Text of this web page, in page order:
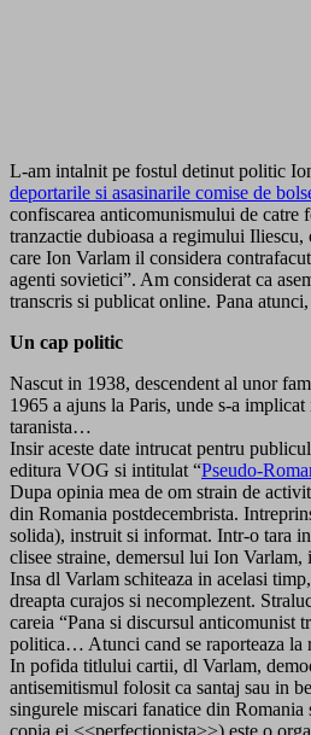
L-am intalnit pe fostul detinut politic
deportarile si asasinarile comise de
confiscarea anticomunismului de catre
tranzactie dubioasa a regimului
care Ion Varlam il considera
agenti sovietici”. Am considerat ca
transcris si publicat online. Pana
Un cap politic
Nascut in 1938, descendent al unor
1965 a ajuns la Paris, unde s-a
taranista…
Insir aceste date intrucat pentru
editura VOG si intitulat “Pseudo-
Dupa opinia mea de om strain de
din Romania postdecembrista.
solida), instruit si informat. Intr-o tara
clisee straine, demersul lui Ion
Insa dl Varlam schiteaza in acelasi
dreapta curajos si necomplezent.
careia “Pana si discursul anticomunist
politica… Atunci cand se raporteaza la
In pofida titlului cartii, dl Varlam,
antisemitismul folosit ca santaj sau in
singurele miscari fanatice din